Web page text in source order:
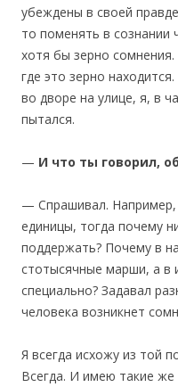
убеждены в своей
то поменять в сознании
хотя бы зерно
где это зерно
во дворе на улице, я, в
пытался.
— И что ты говорил,
— Спрашивал. Например,
единицы, тогда почему
поддержать? Почему в
стотысячные марши, а в
специально? Задавал
человека возникнет
Я всегда исхожу из той
Всегда. И имею такие же